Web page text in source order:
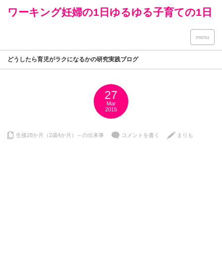
ワーキング妊婦の1日ゆるゆる子育ての1日
menu
どうしたら育児がラクになるかの研究実践ブログ
27
Mar
2015
生後28か月（2歳4か月）～の出来事 コメントを書く まりも